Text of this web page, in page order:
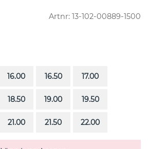
Artnr: 13-102-00889-1500
16.00 16.50 17.00
18.50 19.00 19.50
21.00 21.50 22.00